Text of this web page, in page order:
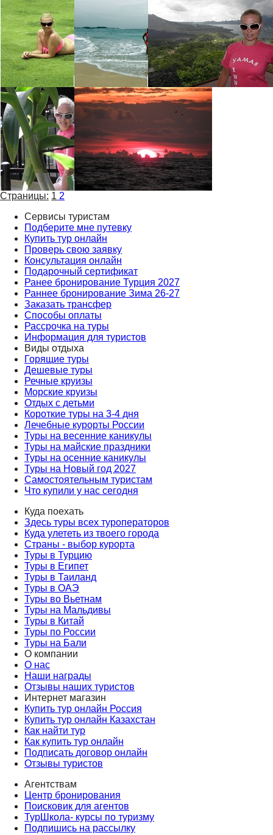
Страницы: 1 2
Сервисы туристам
Подберите мне путевку
Купить тур онлайн
Проверь свою заявку
Консультация онлайн
Подарочный сертификат
Ранее бронирование Турция 2027
Раннее бронирование Зима 26-27
Заказать трансфер
Способы оплаты
Рассрочка на туры
Информация для туристов
Виды отдыха
Горящие туры
Дешевые туры
Речные круизы
Морские круизы
Отдых с детьми
Короткие туры на 3-4 дня
Лечебные курорты России
Туры на весенние каникулы
Туры на майские праздники
Туры на осенние каникулы
Туры на Новый год 2027
Самостоятельным туристам
Что купили у нас сегодня
Куда поехать
Здесь туры всех туроператоров
Куда улететь из твоего города
Страны - выбор курорта
Туры в Турцию
Туры в Египет
Туры в Таиланд
Туры в ОАЭ
Туры во Вьетнам
Туры на Мальдивы
Туры в Китай
Туры по России
Туры на Бали
О компании
О нас
Наши награды
Отзывы наших туристов
Интернет магазин
Купить тур онлайн Россия
Купить тур онлайн Казахстан
Как найти тур
Как купить тур онлайн
Подписать договор онлайн
Отзывы туристов
Агентствам
Центр бронирования
Поисковик для агентов
ТурШкола- курсы по туризму
Подпишись на рассылку